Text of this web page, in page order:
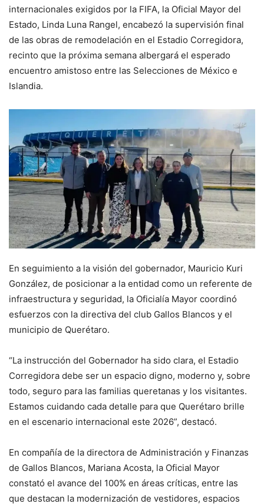
internacionales exigidos por la FIFA, la Oficial Mayor del
Estado, Linda Luna Rangel, encabezó la supervisión final
de las obras de remodelación en el Estadio Corregidora,
recinto que la próxima semana albergará el esperado
encuentro amistoso entre las Selecciones de México e
Islandia.
En seguimiento a la visión del gobernador, Mauricio Kuri
González, de posicionar a la entidad como un referente de
infraestructura y seguridad, la Oficialía Mayor coordinó
esfuerzos con la directiva del club Gallos Blancos y el
municipio de Querétaro.
“La instrucción del Gobernador ha sido clara, el Estadio
Corregidora debe ser un espacio digno, moderno y, sobre
todo, seguro para las familias queretanas y los visitantes.
Estamos cuidando cada detalle para que Querétaro brille
en el escenario internacional este 2026”, destacó.
En compañía de la directora de Administración y Finanzas
de Gallos Blancos, Mariana Acosta, la Oficial Mayor
constató el avance del 100% en áreas críticas, entre las
que destacan la modernización de vestidores, espacios